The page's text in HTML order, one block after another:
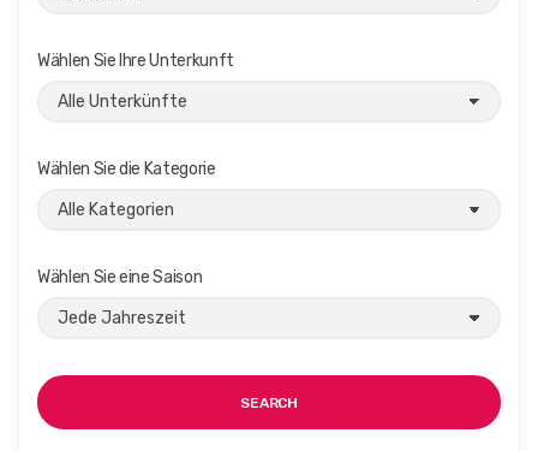
Wählen Sie Ihre Unterkunft
Wählen Sie die Kategorie
Wählen Sie eine Saison
SEARCH